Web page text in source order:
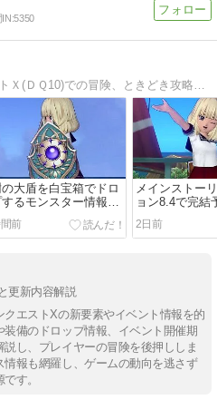
IN:5350
くうちゃのドラゴンクエストＸ(ＤＱ10)での冒険、ときどき攻略のドラクエ10ブログ
大盾を白宝箱でドロ
するモンスター情報で
前
メインストー
ョン8.4で完結
2日前
更新内容解説
エストXの新要素やイベント情報を的
備のドロップ情報、イベント開催期
し、プレイヤーの冒険を後押ししま
報も網羅し、ゲームの動向を逃さず
す。